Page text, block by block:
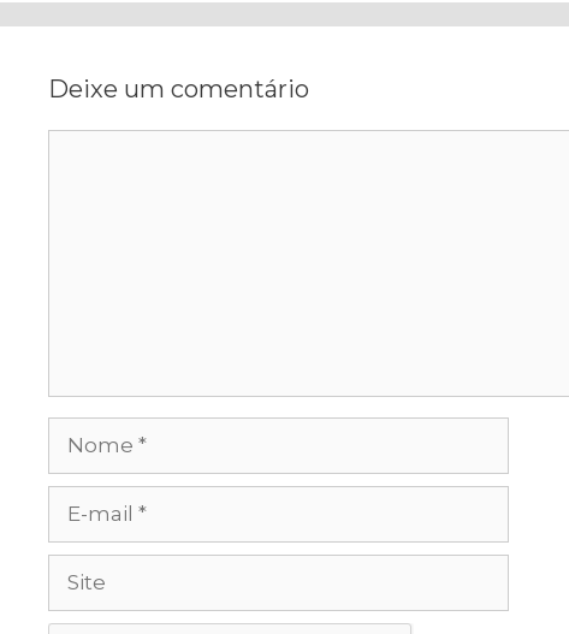
Deixe um comentário
Site